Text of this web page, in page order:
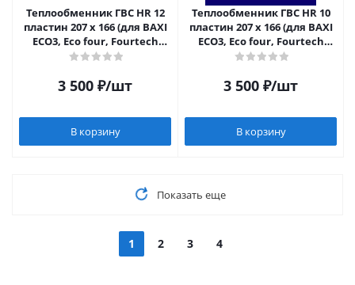
Теплообменник ГВС HR 12
пластин 207 х 166 (для BAXI
ECO3, Eco four, Fourtech
после 2014)
3 500 ₽/шт
В корзину
Теплообменник ГВС HR 10
пластин 207 х 166 (для BAXI
ECO3, Eco four, Fourtech
после 2014)
3 500 ₽/шт
В корзину
Показать еще
1 2 3 4